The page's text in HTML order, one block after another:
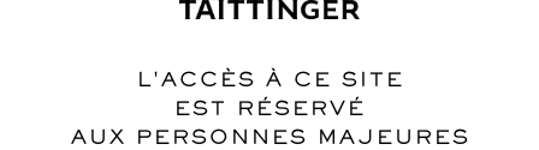
L'ACCÈS À CE SITE
EST RÉSERVÉ
AUX PERSONNES MAJEURES